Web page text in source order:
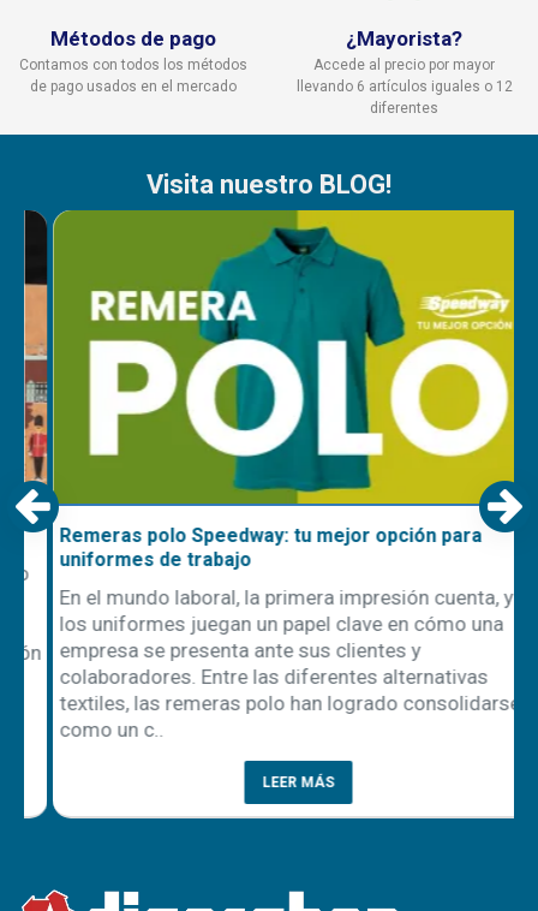
Métodos de pago
Contamos con todos los métodos
de pago usados en el mercado
¿Mayorista?
Accede al precio por mayor
llevando 6 artículos iguales o 12
diferentes
Visita nuestro BLOG!
Remeras polo Speedway: tu mejor opción para
uniformes de trabajo
En el mundo laboral, la primera impresión cuenta, y
los uniformes juegan un papel clave en cómo una
empresa se presenta ante sus clientes y
colaboradores. Entre las diferentes alternativas
textiles, las remeras polo han logrado consolidarse
como un c..
LEER MÁS